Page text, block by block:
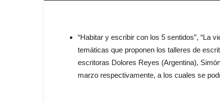
“Habitar y escribir con los 5 sentidos”, “La
temáticas que proponen los talleres de
escritoras Dolores Reyes (Argentina),
marzo respectivamente, a los cuales se